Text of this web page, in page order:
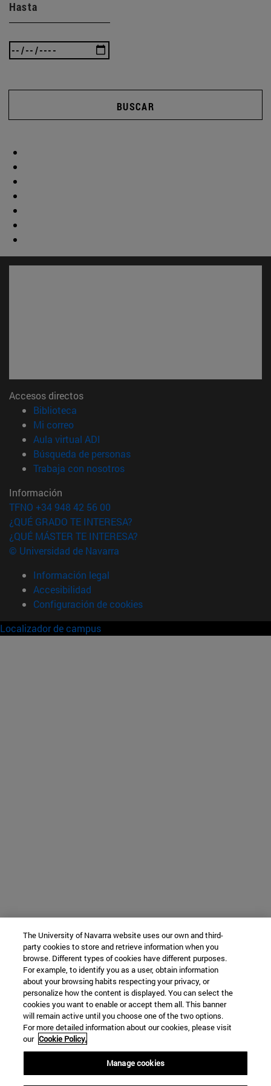
Hasta
BUSCAR
Accesos directos
Biblioteca
Mi correo(abre en nueva ventana)
Aula virtual ADI
Búsqueda de personas(abre en nueva ventana)
Trabaja con nosotros(abre en nueva ventana)
Información
TFNO +34 948 42 56 00
¿QUÉ GRADO TE INTERESA?
¿QUÉ MÁSTER TE INTERESA?
© Universidad de Navarra
Información legal
Accesibilidad
Configuración de cookies
Localizador de campus
The University of Navarra website uses our own and third-
party cookies to store and retrieve information when you
browse. Different types of cookies have different purposes.
For example, to identify you as a user, obtain information
about your browsing habits respecting your privacy, or
personalize how the content is displayed. You can select the
cookies you want to enable or accept them all. This banner
will remain active until you choose one of the two options.
For more detailed information about our cookies, please visit
our Cookie Policy.
Manage cookies